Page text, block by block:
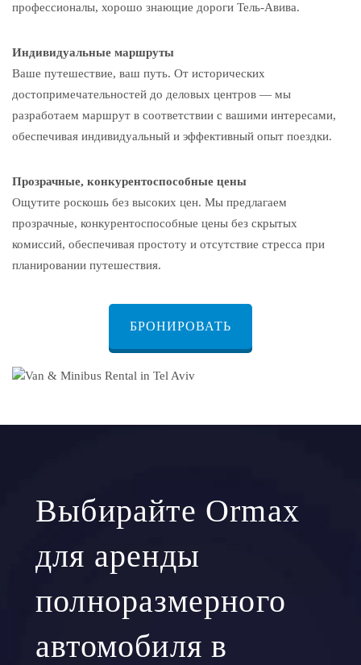
профессионалы, хорошо знающие дороги Тель-Авива.
Индивидуальные маршруты
Ваше путешествие, ваш путь. От исторических
достопримечательностей до деловых центров — мы
разработаем маршрут в соответствии с вашими интересами,
обеспечивая индивидуальный и эффективный опыт поездки.
Прозрачные, конкурентоспособные цены
Ощутите роскошь без высоких цен. Мы предлагаем
прозрачные, конкурентоспособные цены без скрытых
комиссий, обеспечивая простоту и отсутствие стресса при
планировании путешествия.
БРОНИРОВАТЬ
Выбирайте Ormax
для аренды
полноразмерного
автомобиля в